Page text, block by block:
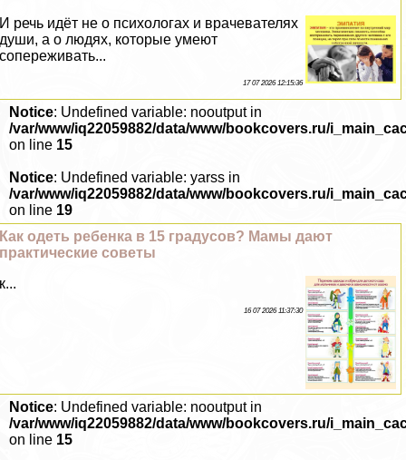
И речь идёт не о психологах и врачевателях
души, а о людях, которые умеют
сопереживать...
17 07 2026 12:15:36
Notice: Undefined variable: nooutput in
/var/www/iq22059882/data/www/bookcovers.ru/
on line 15
Notice: Undefined variable: yarss in
/var/www/iq22059882/data/www/bookcovers.ru/
on line 19
Как одеть ребенка в 15 градусов? Мамы дают
пpaктические советы
к...
16 07 2026 11:37:30
Notice: Undefined variable: nooutput in
/var/www/iq22059882/data/www/bookcovers.ru/
on line 15